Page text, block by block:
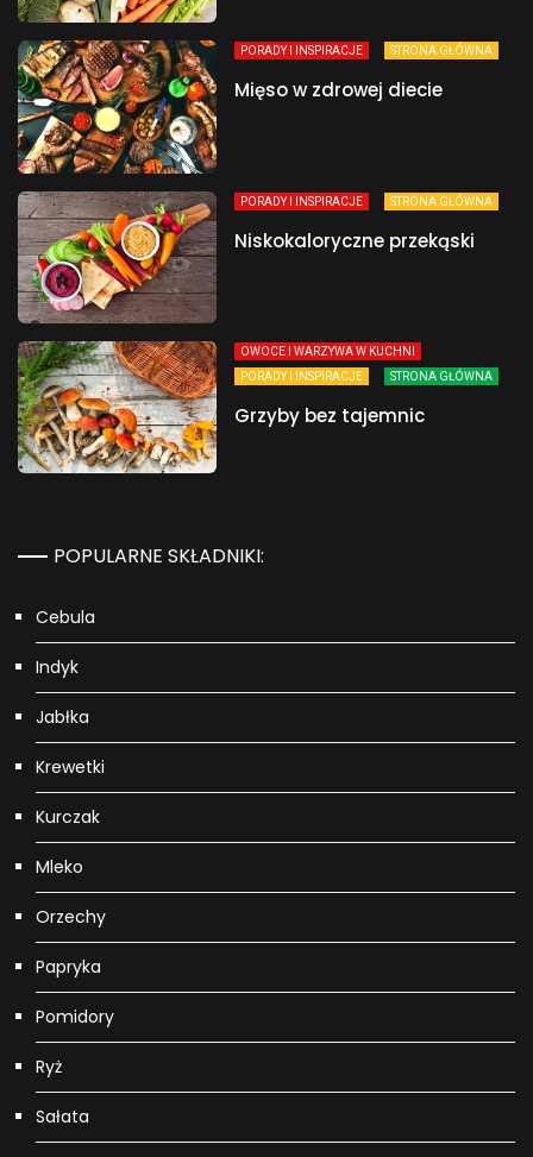
PORADY I INSPIRACJE STRONA GŁÓWNA
Mięso w zdrowej diecie
PORADY I INSPIRACJE STRONA GŁÓWNA
Niskokaloryczne przekąski
OWOCE I WARZYWA W KUCHNI
PORADY I INSPIRACJE
STRONA GŁÓWNA
Grzyby bez tajemnic
POPULARNE SKŁADNIKI:
Cebula
Indyk
Jabłka
Krewetki
Kurczak
Mleko
Orzechy
Papryka
Pomidory
Ryż
Sałata